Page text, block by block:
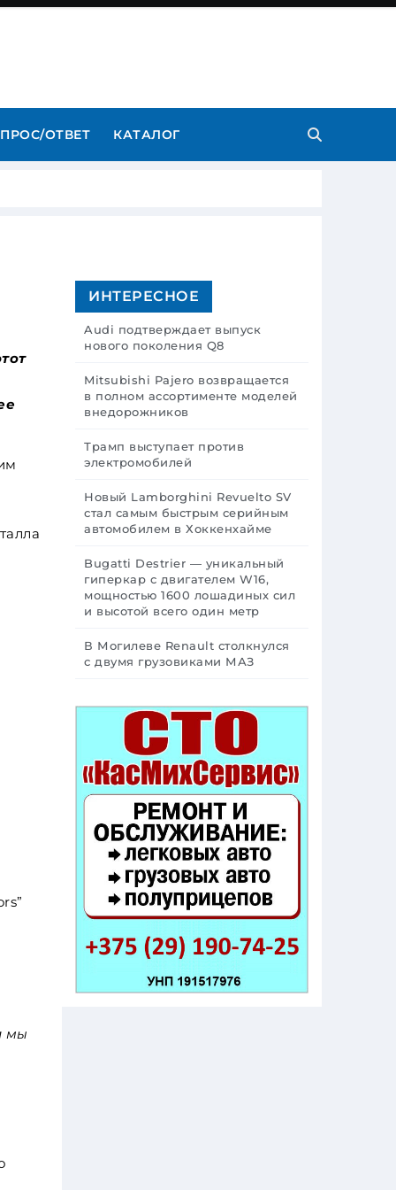
ОТВЕТ КАТАЛОГ
мы
ИНТЕРЕСНОЕ
Audi подтверждает выпуск
нового поколения Q8
Mitsubishi Pajero возвращается
в полном ассортименте моделей
внедорожников
Трамп выступает против
электромобилей
Новый Lamborghini Revuelto SV
стал самым быстрым серийным
автомобилем в Хоккенхайме
Bugatti Destrier — уникальный
гиперкар с двигателем W16,
мощностью 1600 лошадиных сил
и высотой всего один метр
В Могилеве Renault столкнулся
с двумя грузовиками МАЗ